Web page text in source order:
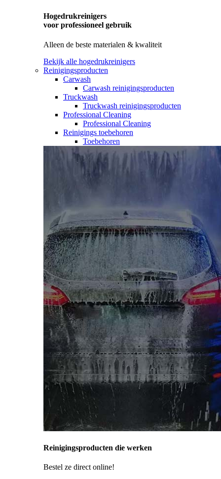
Hogedrukreinigers
voor professioneel gebruik
Alleen de beste materialen & kwaliteit
Bekijk alle hogedrukreinigers
Reinigingsproducten
Carwash
Carwash reinigingsproducten
Truckwash
Truckwash reinigingsproducten
Professional Cleaning
Professional Cleaning
Reinigings toebehoren
Toebehoren
Reinigingsproducten die werken
Bestel ze direct online!